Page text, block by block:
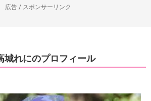
広告 / スポンサーリンク
城れにのプロフィール